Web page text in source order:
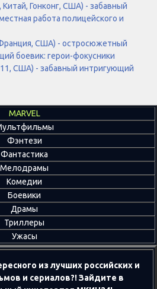
Гонконг, США) - забавный
работа полицейского и
США) - остросюжетный
боевик: герои-фокусники
США) - забавный интригующий
MARVEL
Фэнтези
Фантастика
Мелодрамы
Комедии
Боевики
Драмы
Триллеры
Ужасы
из лучших российских и
и сериалов?! Зайдите в